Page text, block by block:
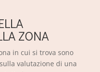
ZONA
in cui si trova sono
valutazione di una